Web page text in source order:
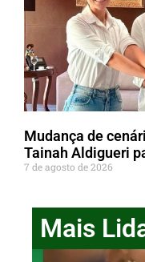
Mudança de
Tainah Aldigueri
7 de agosto de 2026
Mais